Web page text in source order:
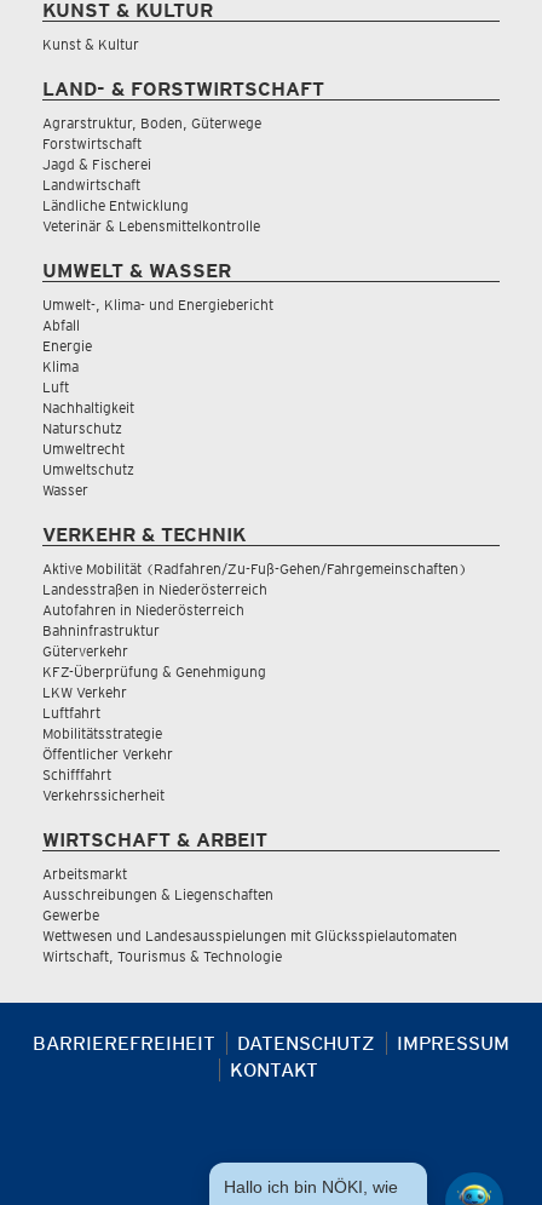
KUNST & KULTUR
Kunst & Kultur
LAND- & FORSTWIRTSCHAFT
Agrarstruktur, Boden, Güterwege
Forstwirtschaft
Jagd & Fischerei
Landwirtschaft
Ländliche Entwicklung
Veterinär & Lebensmittelkontrolle
UMWELT & WASSER
Umwelt-, Klima- und Energiebericht
Abfall
Energie
Klima
Luft
Nachhaltigkeit
Naturschutz
Umweltrecht
Umweltschutz
Wasser
VERKEHR & TECHNIK
Aktive Mobilität (Radfahren/Zu-Fuß-Gehen/Fahrgemeinschaften)
Landesstraßen in Niederösterreich
Autofahren in Niederösterreich
Bahninfrastruktur
Güterverkehr
KFZ-Überprüfung & Genehmigung
LKW Verkehr
Luftfahrt
Mobilitätsstrategie
Öffentlicher Verkehr
Schifffahrt
Verkehrssicherheit
WIRTSCHAFT & ARBEIT
Arbeitsmarkt
Ausschreibungen & Liegenschaften
Gewerbe
Wettwesen und Landesausspielungen mit Glücksspielautomaten
Wirtschaft, Tourismus & Technologie
BARRIEREFREIHEIT DATENSCHUTZ
IMPRESSUM
KONTAKT
Hallo ich bin NÖKI, wie